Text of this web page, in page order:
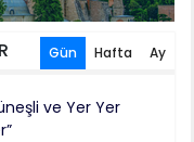
Gün Hafta Ay
ve Yer Yer